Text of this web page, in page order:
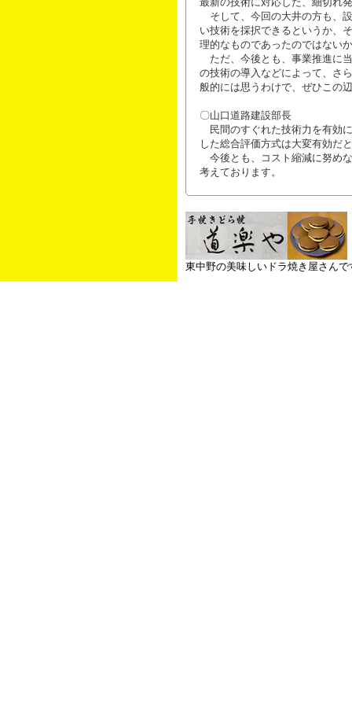
最新の技術に対応した、細切れ
そして、今回の大井の方も、
い技術を採択できるというか、
理的なものであったのではない
ただ、今後とも、事業推進に
の技術の導入などによって、さ
般的には思うわけで、ぜひこの
〇山口道路建設部長
民間のすぐれた技術力を有効
した総合評価方式は大変有効だ
今後とも、コスト縮減に努め
考えております。
東中野の美味しいドラ焼き屋さんで